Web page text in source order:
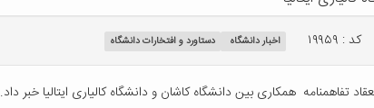
کد : ۱۹۹۵۹ اخبار دانشگاه دستاورد و افتخارات دانشگاه
تفاهمنامه همکاری بین دانشگاه کاشان و دانشگاه کالیاری ایتالیا خبر داد.